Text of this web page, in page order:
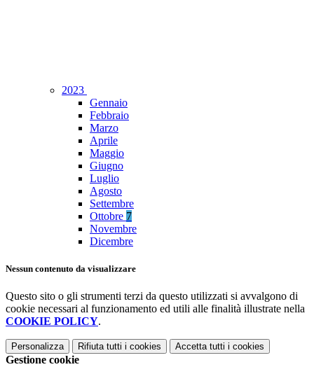
2023
Gennaio
Febbraio
Marzo
Aprile
Maggio
Giugno
Luglio
Agosto
Settembre
Ottobre 7
Novembre
Dicembre
Nessun contenuto da visualizzare
Questo sito o gli strumenti terzi da questo utilizzati si avvalgono di
cookie necessari al funzionamento ed utili alle finalità illustrate nella
COOKIE POLICY.
Personalizza Rifiuta tutti i cookies Accetta tutti i cookies
Gestione cookie